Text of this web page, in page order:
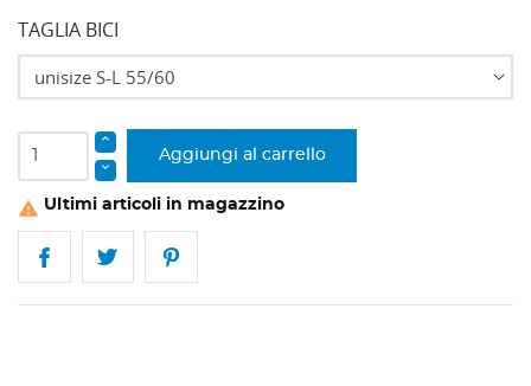
TAGLIA BICI
Aggiungi al carrello
 Ultimi articoli in magazzino